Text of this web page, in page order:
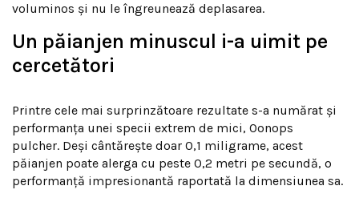
voluminos și nu le îngreunează deplasarea.
Un păianjen minuscul i-a uimit pe
cercetători
Printre cele mai surprinzătoare rezultate s-a numărat și
performanța unei specii extrem de mici, Oonops
pulcher. Deși cântărește doar 0,1 miligrame, acest
păianjen poate alerga cu peste 0,2 metri pe secundă, o
performanță impresionantă raportată la dimensiunea sa.